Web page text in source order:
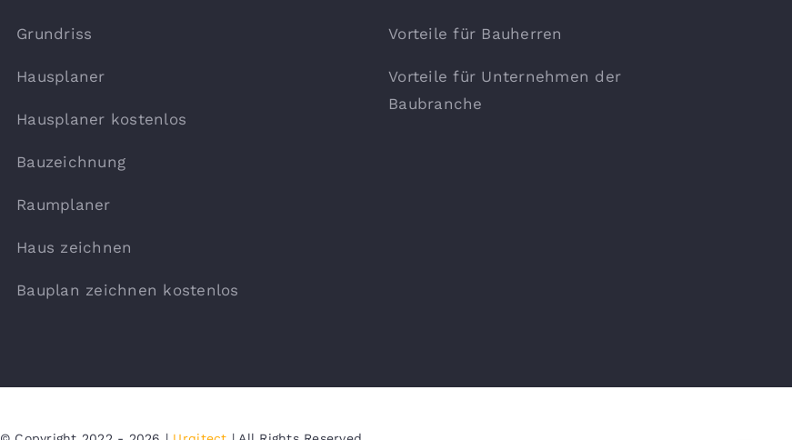
Grundriss
Hausplaner
Hausplaner kostenlos
Bauzeichnung
Raumplaner
Haus zeichnen
Bauplan zeichnen kostenlos
Vorteile für Bauherren
Vorteile für Unternehmen der
Baubranche